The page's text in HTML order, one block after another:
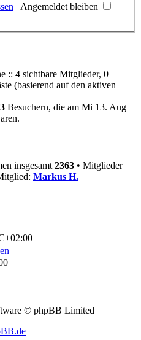
| Angemeldet bleiben
:: 4 sichtbare Mitglieder, 0
(basierend auf den aktiven
Besuchern, die am Mi 13. Aug
insgesamt 2363 • Mitglieder
Markus H.
© phpBB Limited